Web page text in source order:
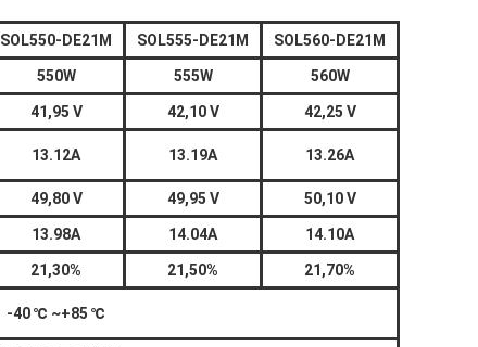
SOL550-DE21M SOL555-DE21M SOL560-DE21M
550W 555W 560W
41,95 V 42,10 V 42,25 V
13.12A 13.19A 13.26A
49,80 V 49,95 V 50,10 V
13.98A 14.04A 14.10A
21,30% 21,50% 21,70%
-40℃ ~+85 ℃